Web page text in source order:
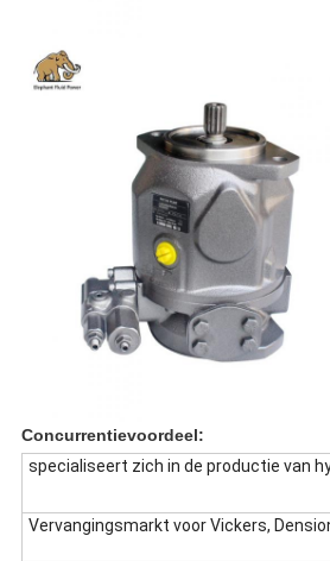
Concurrentievoordeel:
specialiseert zich in de productie van
Vervangingsmarkt voor Vickers,